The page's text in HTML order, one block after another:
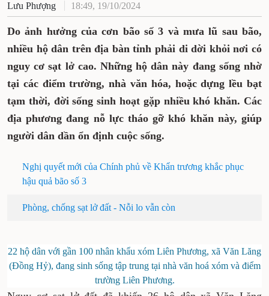
Lưu Phượng 18:49, 19/10/2024
Do ảnh hưởng của cơn bão số 3 và mưa lũ sau bão,
nhiều hộ dân trên địa bàn tỉnh phải di dời khỏi nơi có
nguy cơ sạt lở cao. Những hộ dân này đang sống nhờ
tại các điểm trường, nhà văn hóa, hoặc dựng lều bạt
tạm thời, đời sống sinh hoạt gặp nhiều khó khăn. Các
địa phương đang nỗ lực tháo gỡ khó khăn này, giúp
người dân dần ổn định cuộc sống.
Nghị quyết mới của Chính phủ về Khẩn trương khắc phục
hậu quả bão số 3
Phòng, chống sạt lở đất - Nỗi lo vẫn còn
22 hộ dân với gần 100 nhân khẩu xóm Liên Phương, xã Văn Lăng
(Đồng Hỷ), đang sinh sống tập trung tại nhà văn hoá xóm và điểm
trường Liên Phương.